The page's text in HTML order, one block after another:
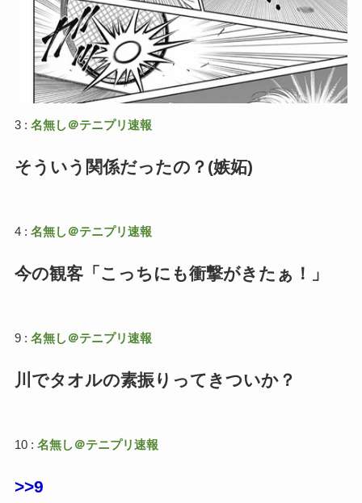
3 : 名無し＠テニプリ速報
そういう関係だったの？(嫉妬)
4 : 名無し＠テニプリ速報
今の観客「こっちにも衝撃がきたぁ！」
9 : 名無し＠テニプリ速報
川でタオルの素振りってきついか？
10 : 名無し＠テニプリ速報
>>9